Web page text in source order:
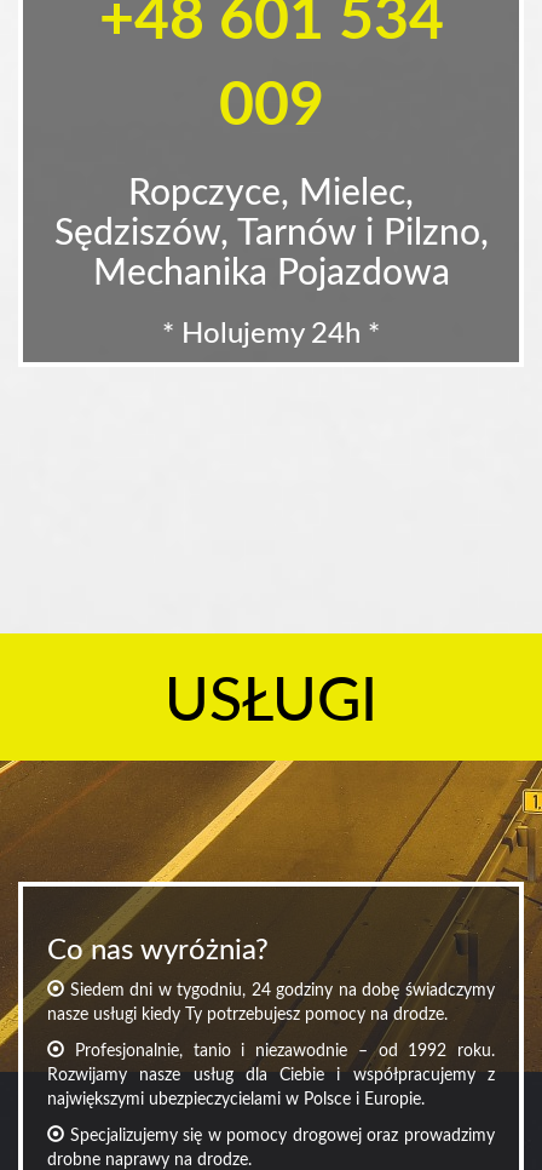
+48 601 534
009
Ropczyce, Mielec,
Sędziszów, Tarnów i Pilzno,
Mechanika Pojazdowa
* Holujemy 24h *
USŁUGI
Co nas wyróżnia?
Siedem dni w tygodniu, 24 godziny na dobę świadczymy
nasze usługi kiedy Ty potrzebujesz pomocy na drodze.
Profesjonalnie, tanio i niezawodnie – od 1992 roku.
Rozwijamy nasze usług dla Ciebie i współpracujemy z
największymi ubezpieczycielami w Polsce i Europie.
Specjalizujemy się w pomocy drogowej oraz prowadzimy
drobne naprawy na drodze.